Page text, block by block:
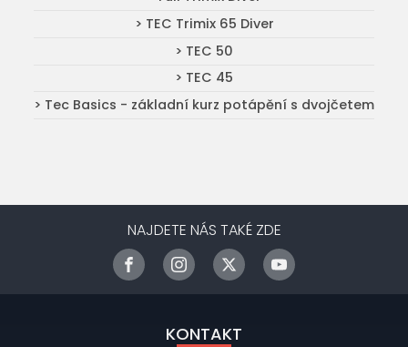
> TEC Trimix 65 Diver
> TEC 50
> TEC 45
> Tec Basics - základní kurz potápění s dvojčetem
NAJDETE NÁS TAKÉ ZDE
KONTAKT